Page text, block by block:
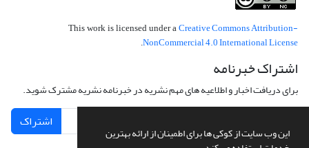
این وب سایت از کوکی ها برای اطمینان از ارائه بهترین
This work is licensed under a Creative Commons Attribution-
NonCommercial 4.0 International License
اشتراک خبرنامه
برای دریافت اخبار و اطلاعیه های مهم نشریه در خبرنامه نشریه مشترک شوید.
اشتراک